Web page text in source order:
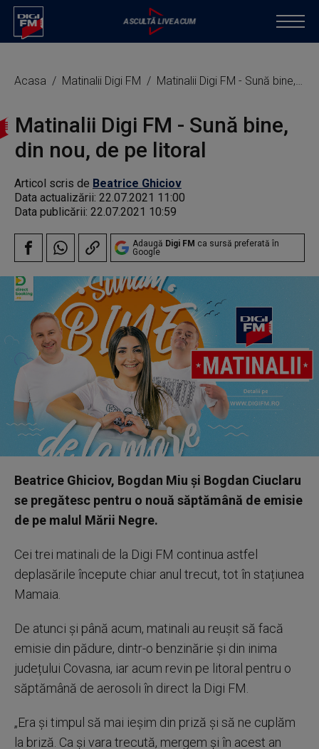
Acasa Matinalii Digi FM Matinalii Digi FM - Sună bine, din nou, de pe litoral
Matinalii Digi FM - Sună bine,
din nou, de pe litoral
Articol scris de Beatrice Ghiciov
Data actualizării: 22.07.2021 11:00
Data publicării: 22.07.2021 10:59
Adaugă Digi FM ca sursă preferată în
Google
Beatrice Ghiciov, Bogdan Miu și Bogdan Ciuclaru
se pregătesc pentru o nouă săptămână de emisie
de pe malul Mării Negre.
Cei trei matinali de la Digi FM continua astfel
deplasările începute chiar anul trecut, tot în stațiunea
Mamaia.
De atunci și până acum, matinali au reușit să facă
emisie din pădure, dintr-o benzinărie și din inima
județului Covasna, iar acum revin pe litoral pentru o
săptămână de aerosoli în direct la Digi FM.
„Era și timpul să mai ieșim din priză și să ne cuplăm
la briză. Ca și vara trecută, mergem și în acest an